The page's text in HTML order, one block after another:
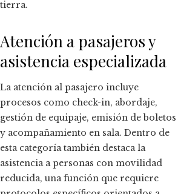
tierra.
Atención a pasajeros y
asistencia especializada
La atención al pasajero incluye
procesos como check-in, abordaje,
gestión de equipaje, emisión de boletos
y acompañamiento en sala. Dentro de
esta categoría también destaca la
asistencia a personas con movilidad
reducida, una función que requiere